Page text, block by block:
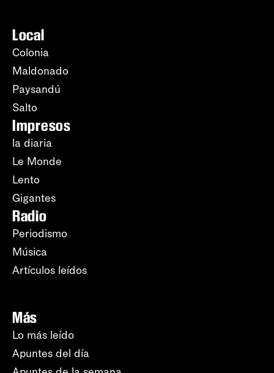
Local
Colonia
Maldonado
Paysandú
Salto
Impresos
la diaria
Le Monde
Lento
Gigantes
Radio
Periodismo
Música
Artículos leídos
Más
Lo más leído
Apuntes del día